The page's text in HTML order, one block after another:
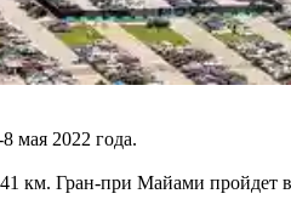
мая 2022 года.
Гран-при Майами пройдет